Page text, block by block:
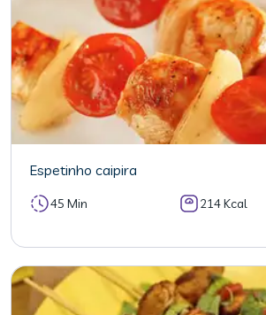
Espetinho caipira
45 Min 214 Kcal